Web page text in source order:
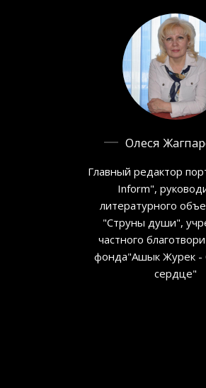
Олеся
Главный редактор
Inform",
литературного
"Струны души",
частного
фонда"Ашык Журек -
сердце"